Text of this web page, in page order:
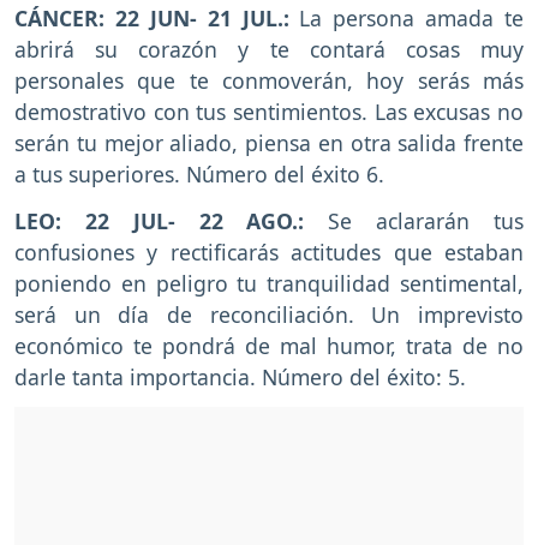
CÁNCER: 22 JUN- 21 JUL.: La persona amada te
abrirá su corazón y te contará cosas muy
personales que te conmoverán, hoy serás más
demostrativo con tus sentimientos. Las excusas no
serán tu mejor aliado, piensa en otra salida frente
a tus superiores. Número del éxito 6.
LEO: 22 JUL- 22 AGO.: Se aclararán tus
confusiones y rectificarás actitudes que estaban
poniendo en peligro tu tranquilidad sentimental,
será un día de reconciliación. Un imprevisto
económico te pondrá de mal humor, trata de no
darle tanta importancia. Número del éxito: 5.